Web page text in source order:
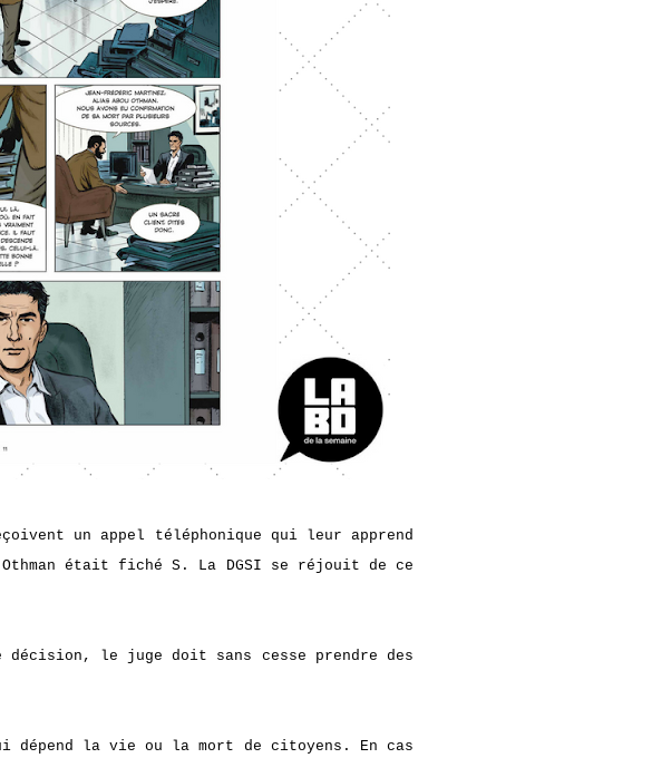
un appel téléphonique qui leur apprend
était fiché S. La DGSI se réjouit de ce
le juge doit sans cesse prendre des
dépend la vie ou la mort de citoyens. En cas